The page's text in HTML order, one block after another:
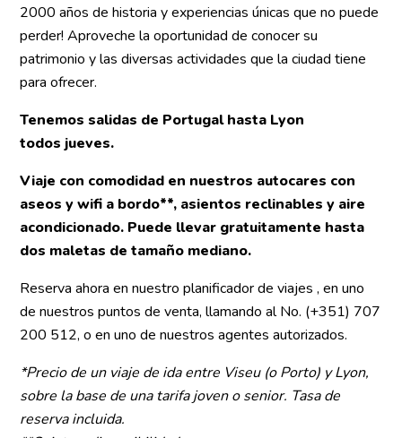
2000 años de historia y experiencias únicas que no puede
perder! Aproveche la oportunidad de conocer su
patrimonio y las diversas actividades que la ciudad tiene
para ofrecer.
Tenemos salidas de Portugal hasta Lyon
todos jueves.
Viaje con comodidad en nuestros autocares con
aseos y wifi a bordo**, asientos reclinables y aire
acondicionado. Puede llevar gratuitamente hasta
dos maletas de tamaño mediano.
Reserva ahora en nuestro planificador de viajes , en uno
de nuestros puntos de venta, llamando al No. (+351) 707
200 512, o en uno de nuestros agentes autorizados.
*Precio de un viaje de ida entre Viseu (o Porto) y Lyon,
sobre la base de una tarifa joven o senior. Tasa de
reserva incluida.